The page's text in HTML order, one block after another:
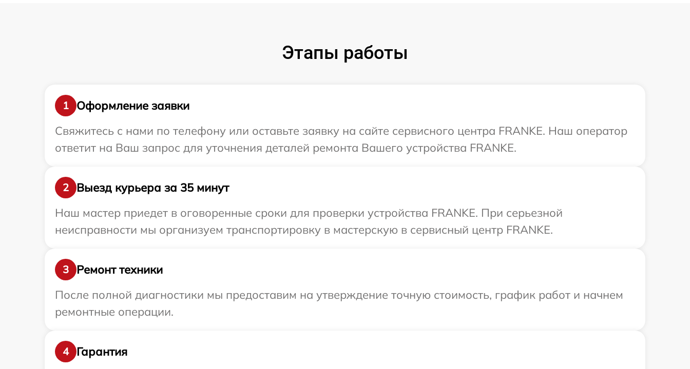
Этапы работы
1
Оформление заявки
Свяжитесь с нами по телефону или оставьте заявку на сайте сервисного центра FRANKE. Наш оператор
ответит на Ваш запрос для уточнения деталей ремонта Вашего устройства FRANKE.
2
Выезд курьера за 35 минут
Наш мастер приедет в оговоренные сроки для проверки устройства FRANKE. При серьезной
неисправности мы организуем транспортировку в мастерскую в сервисный центр FRANKE.
3
Ремонт техники
После полной диагностики мы предоставим на утверждение точную стоимость, график работ и начнем
ремонтные операции.
4
Гарантия